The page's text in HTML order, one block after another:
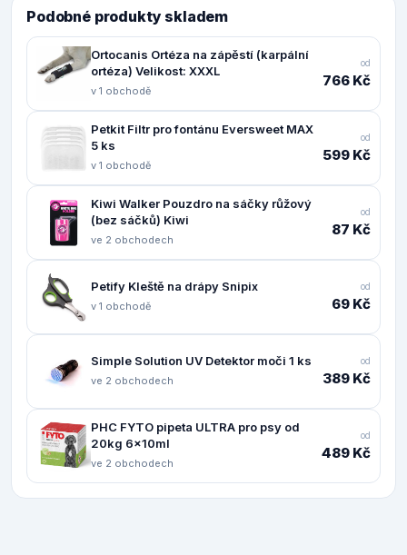
Podobné produkty skladem
Ortocanis Ortéza na zápěstí (karpální
ortéza) Velikost: XXXL
v 1 obchodě
od
766 Kč
Petkit Filtr pro fontánu Eversweet MAX
5 ks
v 1 obchodě
od
599 Kč
Kiwi Walker Pouzdro na sáčky růžový
(bez sáčků) Kiwi
ve 2 obchodech
od
87 Kč
Petify Kleště na drápy Snipix
v 1 obchodě
od
69 Kč
Simple Solution UV Detektor moči 1 ks
ve 2 obchodech
od
389 Kč
PHC FYTO pipeta ULTRA pro psy od
20kg 6x10ml
ve 2 obchodech
od
489 Kč